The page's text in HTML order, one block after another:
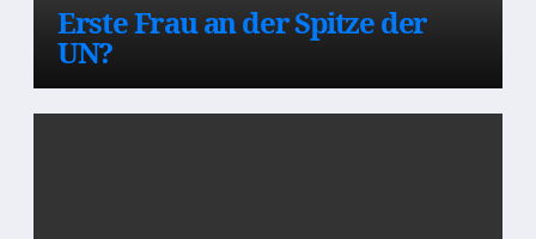
Erste Frau an der Spitze der
UN?